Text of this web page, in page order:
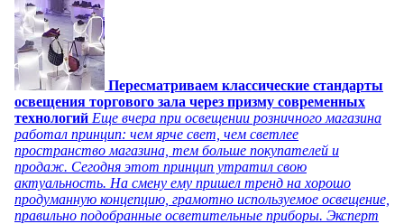
Пересматриваем классические стандарты
освещения торгового зала через призму современных
технологий Еще вчера при освещении розничного магазина
работал принцип: чем ярче свет, чем светлее
пространство магазина, тем больше покупателей и
продаж. Сегодня этот принцип утратил свою
актуальность. На смену ему пришел тренд на хорошо
продуманную концепцию, грамотно используемое освещение,
правильно подобранные осветительные приборы. Эксперт